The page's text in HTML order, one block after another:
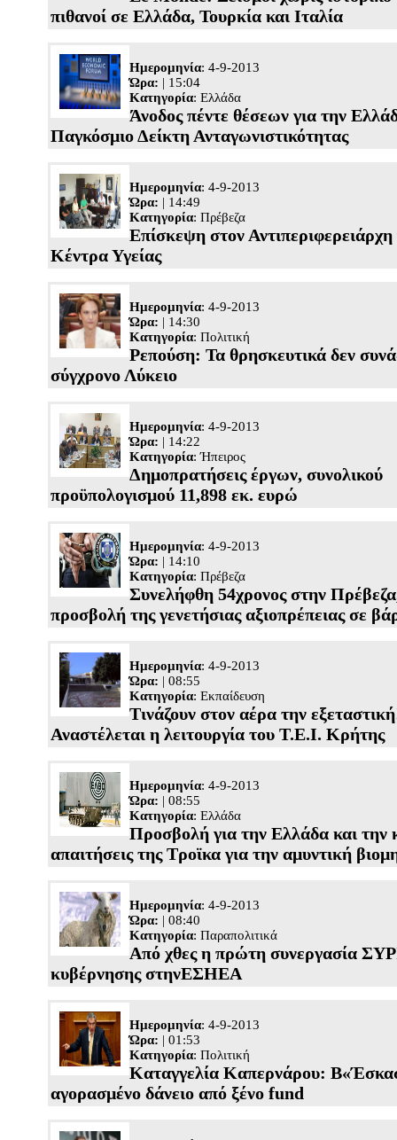
πιθανοί σε Ελλάδα, Τουρκία και Ιταλία
Ημερομηνία: 4-9-2013
Ώρα: | 15:04
Κατηγορία: Ελλάδα
Άνοδος πέντε θέσεων για την
Παγκόσμιο Δείκτη Ανταγωνιστικότητας
Ημερομηνία: 4-9-2013
Ώρα: | 14:49
Κατηγορία: Πρέβεζα
Επίσκεψη στον Αντιπεριφερειάρχη
Κέντρα Υγείας
Ημερομηνία: 4-9-2013
Ώρα: | 14:30
Κατηγορία: Πολιτική
Ρεπούση: Τα θρησκευτικά δεν
σύγχρονο Λύκειο
Ημερομηνία: 4-9-2013
Ώρα: | 14:22
Κατηγορία:Ήπειρος
Δημοπρατήσεις έργων, συνολικού
προϋπολογισμού 11,898 εκ. ευρώ
Ημερομηνία: 4-9-2013
Ώρα: | 14:10
Κατηγορία: Πρέβεζα
Συνελήφθη 54χρονος στην
προσβολή της γενετήσιας αξιοπρέπειας σε
Ημερομηνία: 4-9-2013
Ώρα: | 08:55
Κατηγορία: Εκπαίδευση
Τινάζουν στον αέρα την
Αναστέλεται η λειτουργία του Τ.Ε.Ι. Κρήτης
Ημερομηνία: 4-9-2013
Ώρα: | 08:55
Κατηγορία: Ελλάδα
Προσβολή για την Ελλάδα και την
απαιτήσεις της Τροϊκα για την αμυντική
Ημερομηνία: 4-9-2013
Ώρα: | 08:40
Κατηγορία: Παραπολιτικά
Από χθες η πρώτη συνεργασία
κυβέρνησης στηνΕΣΗΕΑ
Ημερομηνία: 4-9-2013
Ώρα: | 01:53
Κατηγορία: Πολιτική
Καταγγελία Καπερνάρου:
αγορασμένο δάνειο από ξένο fund